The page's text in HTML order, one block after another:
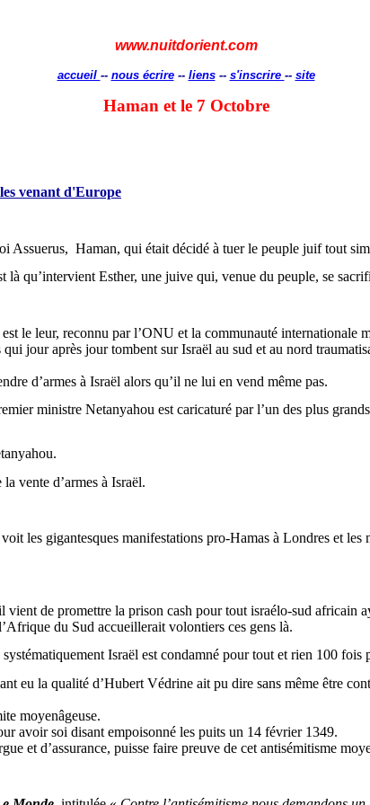
www.nuitdorient.com
accueil -- nous écrire-- liens-- s'inscrire -- site
Haman et le 7 Octobre
venant d'Europe
Assuerus, Haman, qui était décidé à tuer le peuple juif tout
qu’intervient Esther, une juive qui, venue du peuple, se
le leur, reconnu par l’ONU et la communauté internationale
jour après jour tombent sur Israël au sud et au nord
d’armes à Israël alors qu’il ne lui en vend même pas.
ministre Netanyahou est caricaturé par l’un des plus
vente d’armes à Israël.
les gigantesques manifestations pro-Hamas à Londres et
de promettre la prison cash pour tout israélo-sud africain
du Sud accueillerait volontiers ces gens là.
Israël est condamné pour tout et rien 100 fois
eu la qualité d’Hubert Védrine ait pu dire sans même être
moyenâgeuse.
avoir soi disant empoisonné les puits un 14 février 1349.
et d’assurance, puisse faire preuve de cet antisémitisme